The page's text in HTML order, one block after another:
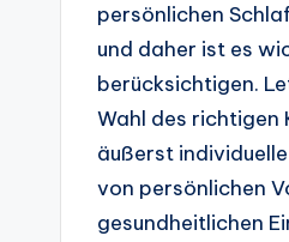
persönlichen
und daher ist es
berücksichtigen.
Wahl des richtigen
äußerst
von persönlichen
gesundheitlichen